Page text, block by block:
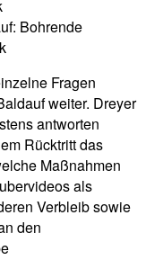
Bohrende
Fragen
weiter. Dreyer
antworten
Rücktritt das
Maßnahmen
als
Verbleib sowie
den